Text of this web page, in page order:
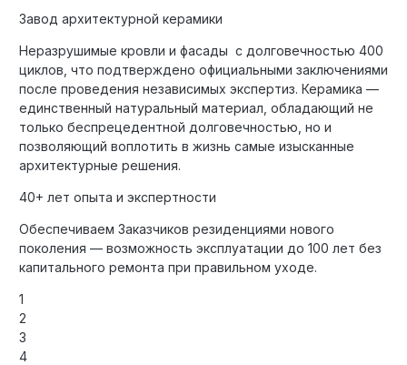
Завод архитектурной керамики
Неразрушимые кровли и фасады с долговечностью 400
циклов, что подтверждено официальными заключениями
после проведения независимых экспертиз. Керамика —
единственный натуральный материал, обладающий не
только беспрецедентной долговечностью, но и
позволяющий воплотить в жизнь самые изысканные
архитектурные решения.
40+ лет опыта и экспертности
Обеспечиваем Заказчиков резиденциями нового
поколения — возможность эксплуатации до 100 лет без
капитального ремонта при правильном уходе.
1
2
3
4